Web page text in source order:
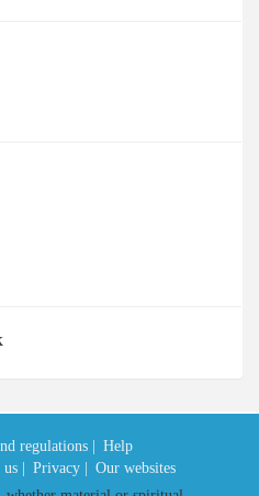
regulations |
Help
| Privacy |
Our websites